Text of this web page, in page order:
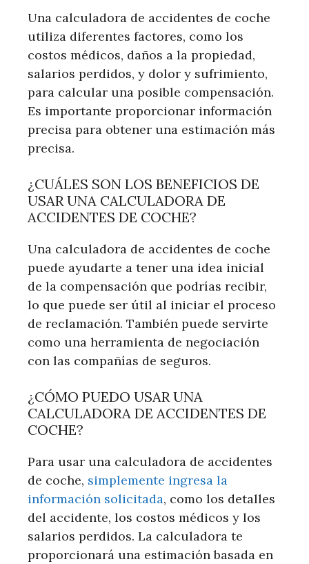
Una calculadora de accidentes de coche
utiliza diferentes factores, como los
costos médicos, daños a la propiedad,
salarios perdidos, y dolor y sufrimiento,
para calcular una posible compensación.
Es importante proporcionar información
precisa para obtener una estimación más
precisa.
¿CUÁLES SON LOS BENEFICIOS DE
USAR UNA CALCULADORA DE
ACCIDENTES DE COCHE?
Una calculadora de accidentes de coche
puede ayudarte a tener una idea inicial
de la compensación que podrías recibir,
lo que puede ser útil al iniciar el proceso
de reclamación. También puede servirte
como una herramienta de negociación
con las compañías de seguros.
¿CÓMO PUEDO USAR UNA
CALCULADORA DE ACCIDENTES DE
COCHE?
Para usar una calculadora de accidentes
de coche, simplemente ingresa la
información solicitada, como los detalles
del accidente, los costos médicos y los
salarios perdidos. La calculadora te
proporcionará una estimación basada en